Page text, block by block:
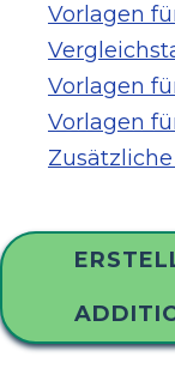
Vorlagen
Vorlagen
Vorlagen